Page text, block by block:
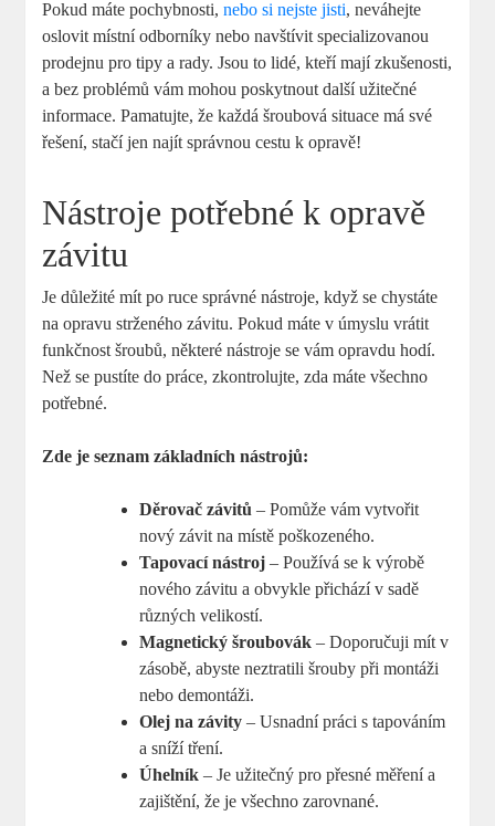
Pokud máte pochybnosti,nebo si nejste jisti, neváhejte
oslovit místní odborníky nebo navštívit specializovanou
prodejnu pro tipy a rady. Jsou to lidé, kteří mají zkušenosti,
a bez problémů vám mohou poskytnout další užitečné
informace. Pamatujte, že každá šroubová situace má své
řešení, stačí jen najít správnou cestu k opravě!
Nástroje potřebné k opravě
závitu
Je důležité mít po ruce správné nástroje, když se chystáte
na opravu strženého závitu. Pokud máte v úmyslu vrátit
funkčnost šroubů, některé nástroje se vám opravdu hodí.
Než se pustíte do práce, zkontrolujte, zda máte všechno
potřebné.
Zde je seznam základních nástrojů:
Děrovač závitů – Pomůže vám vytvořit
nový závit na místě poškozeného.
Tapovací nástroj – Používá se k výrobě
nového závitu a obvykle přichází v sadě
různých velikostí.
Magnetický šroubovák – Doporučuji mít v
zásobě, abyste neztratili šrouby při montáži
nebo demontáži.
Olej na závity – Usnadní práci s tapováním
a sníží tření.
Úhelník – Je užitečný pro přesné měření a
zajištění, že je všechno zarovnané.